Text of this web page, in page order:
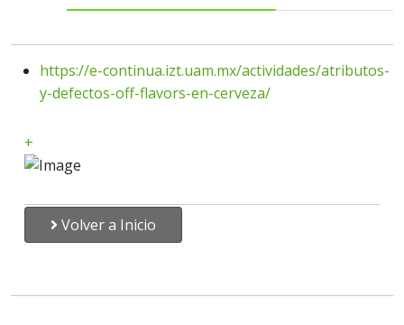
https://e-continua.izt.uam.mx/actividades/atributos-
y-defectos-off-flavors-en-cerveza/
+
Volver a Inicio